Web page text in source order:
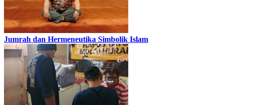
Jumrah dan Hermeneutika Simbolik Islam